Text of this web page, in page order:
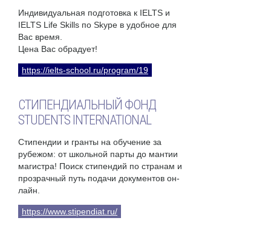
Индивидуальная подготовка к IELTS и
IELTS Life Skills по Skype в удобное для
Вас время.
Цена Вас обрадует!
https://ielts-school.ru/program/19
СТИПЕНДИАЛЬНЫЙ ФОНД
STUDENTS INTERNATIONAL
Стипендии и гранты на обучение за
рубежом: от школьной парты до мантии
магистра! Поиск стипендий по странам и
прозрачный путь подачи документов он-
лайн.
https://www.stipendiat.ru/